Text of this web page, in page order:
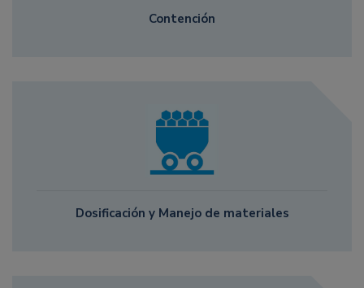
Contención
Dosificación y Manejo de materiales